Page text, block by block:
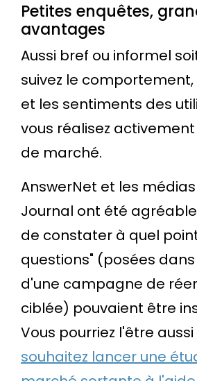
Petites enquêtes,
avantages
Aussi bref ou informel
suivez le
et les sentiments des
vous réalisez
de marché.
AnswerNet et les
Journal ont été
de constater à quel
questions" (posées
d'une campagne de
ciblée) pouvaient être
Vous pourriez l'être aussi
souhaitez lancer une